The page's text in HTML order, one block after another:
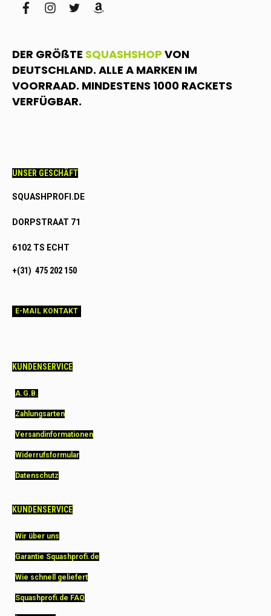
facebookinstagram
twitteramazon
DER GRÖßTE SQUASHSHOP VON
DEUTSCHLAND. ALLE A MARKEN IM
VOORRAAD. MINDESTENS 1000 RACKETS
VERFÜGBAR.
UNSER GESCHÄFT
SQUASHPROFI.DE
DORPSTRAAT 71
6102 TS ECHT
+(31) 475 202 150
E-MAIL KONTAKT
KUNDENSERVICE
A.G.B.
Zahlungsarten
Versandinformationen
Widerrufsformular
Datenschutz
KUNDENSERVICE
Wir über uns
Garantie Squashprofi.de
Wie schnell geliefert
Squashprofi.de FAQ